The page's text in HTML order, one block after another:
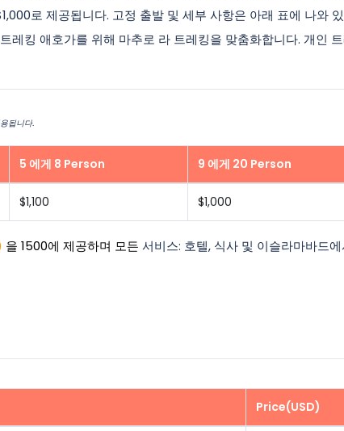
로 제공됩니다. 고정 출발 및 세부 사항은 아래 표에 나와
레킹 애호가를 위해 마추로 라 트레킹을 맞춤화합니다. 개인
됩니다.
5 에게 8 Person 9 에게 20 Person
$1,100 $1,000
을 1500에 제공하며 모든 서비스: 호텔, 식사 및 이슬라마바드
Price(USD)